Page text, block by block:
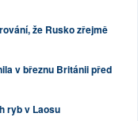
že Rusko zřejmě
v březnu Británii před
ryb v Laosu